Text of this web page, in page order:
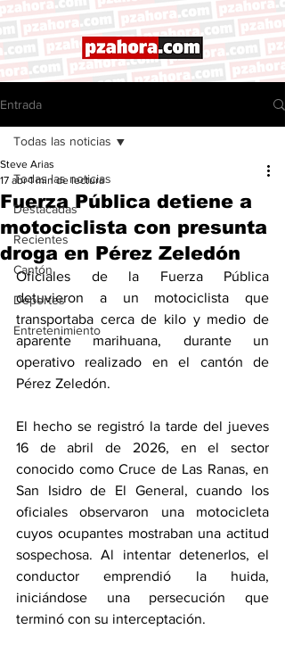
Entrada
Todas las noticias
Destacadas
Recientes
Cantón
Deportes
Entretenimiento
Todas las noticias
Fuerza Pública detiene a
motociclista con presunta
droga en Pérez Zeledón
Steve Arias
17 abr 1 min de lectura
Oficiales de la Fuerza Pública
detuvieron a un motociclista que
transportaba cerca de kilo y medio de
aparente marihuana, durante un
operativo realizado en el cantón de
Pérez Zeledón.
El hecho se registró la tarde del jueves
16 de abril de 2026, en el sector
conocido como Cruce de Las Ranas, en
San Isidro de El General, cuando los
oficiales observaron una motocicleta
cuyos ocupantes mostraban una actitud
sospechosa. Al intentar detenerlos, el
conductor emprendió la huida,
iniciándose una persecución que
terminó con su interceptación.